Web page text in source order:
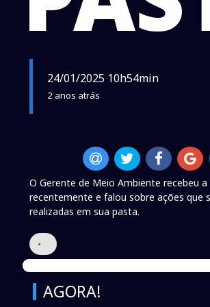
24/01/2025 10h54min
2 anos atrás
O Gerente de Meio Ambiente recebeu a
recentemente e falou sobre ações que
realizadas em sua pasta.
•
AGORA!